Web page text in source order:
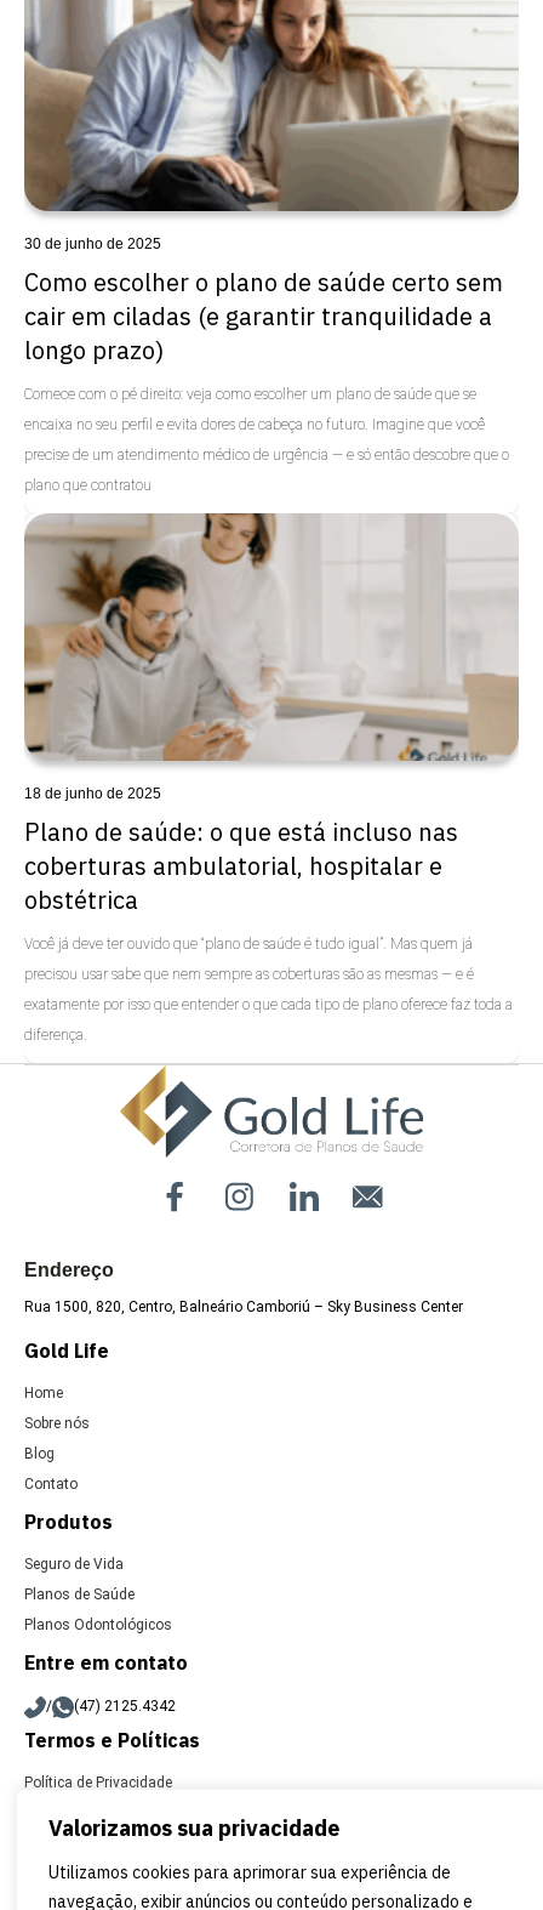
Valorizamos sua privacidade
Utilizamos cookies para aprimorar sua experiência de
navegação, exibir anúncios ou conteúdo personalizado e
Uncategorized
Uncategorized
Como escolher o plano de saúde certo sem
cair em ciladas (e garantir tranquilidade a
longo prazo)
Comece com o pé direito: veja como escolher um plano de saúde que se
encaixa no seu perfil e evita dores de cabeça no futuro. Imagine que você
precise de um atendimento médico de urgência — e só então descobre que o
plano que contratou
30 de junho de 2025
Plano de saúde: o que está incluso nas
coberturas ambulatorial, hospitalar e
obstétrica
Você já deve ter ouvido que “plano de saúde é tudo igual”. Mas quem já
precisou usar sabe que nem sempre as coberturas são as mesmas — e é
exatamente por isso que entender o que cada tipo de plano oferece faz toda a
diferença.
18 de junho de 2025
Endereço
Rua 1500, 820, Centro, Balneário Camboriú – Sky Business Center
Gold Life
Home
Sobre nós
Blog
Contato
Produtos
Seguro de Vida
Planos de Saúde
Planos Odontológicos
Entre em contato
/ (47) 2125.4342
Termos e Políticas
Política de Privacidade
2022 © Gold Life – Todos Direitos Reservados